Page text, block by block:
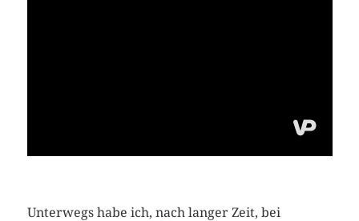
Unterwegs habe ich, nach langer Zeit, bei